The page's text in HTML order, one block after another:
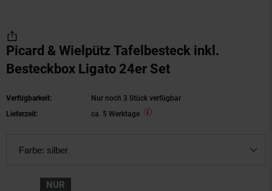
Picard & Wielpütz Tafelbesteck inkl.
Besteckbox Ligato 24er Set
Verfügbarkeit:
Nur noch 3 Stück verfügbar
Lieferzeit:
ca. 5 Werktage
Farbe: silber
NUR